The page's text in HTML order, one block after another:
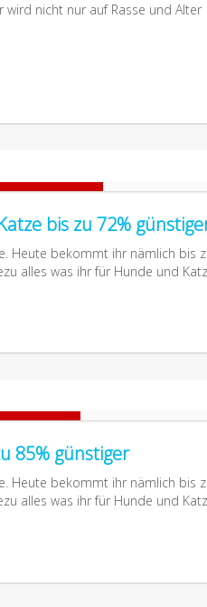
nicht nur auf Rasse und Alter
bis zu 72%
Heute bekommt ihr nämlich bis
alles was ihr für Hunde und
85% günstiger
Heute bekommt ihr nämlich bis
alles was ihr für Hunde und